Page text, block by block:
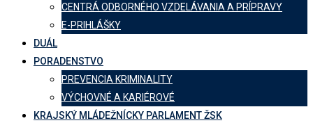
CENTRÁ ODBORNÉHO VZDELÁVANIA A PRÍPRAVY
E-PRIHLÁŠKY
DUÁL
PORADENSTVO
PREVENCIA KRIMINALITY
VÝCHOVNÉ A KARIÉROVÉ
KRAJSKÝ MLÁDEŽNÍCKY PARLAMENT ŽSK